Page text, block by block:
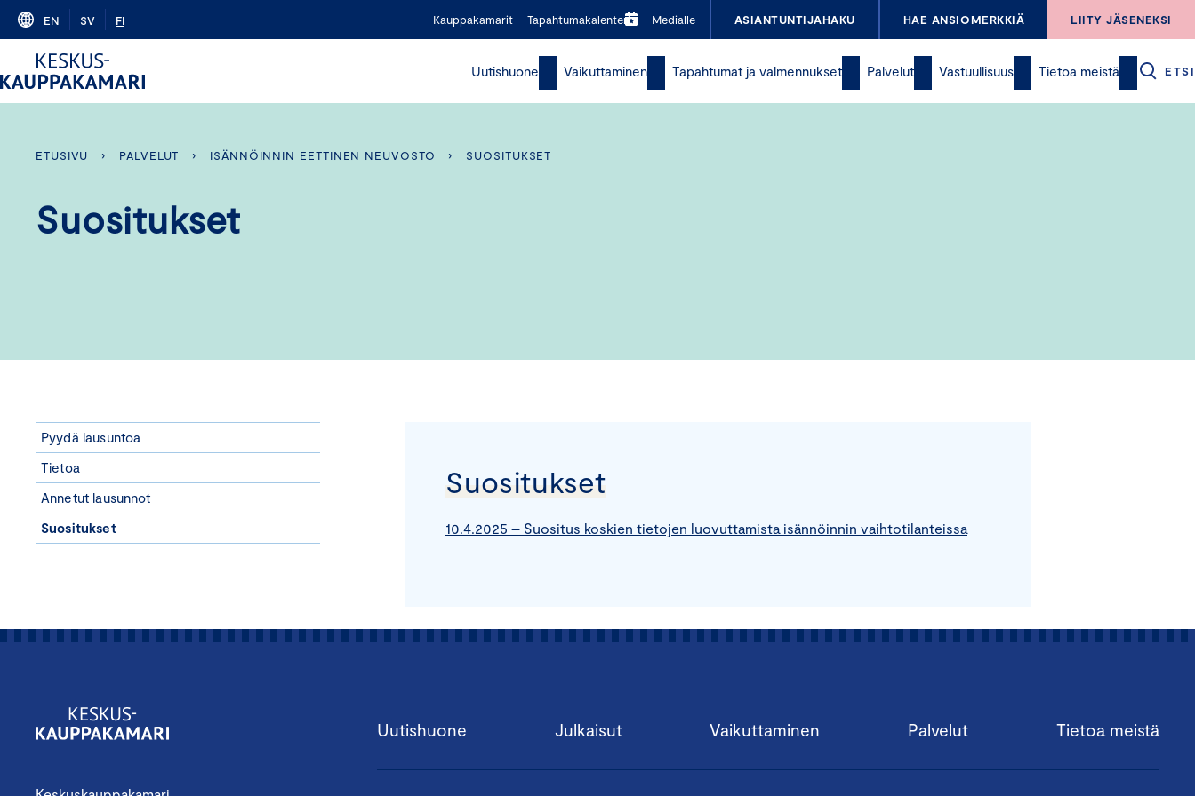
Skip
content
EN SV FI Kauppakamarit Tapahtumakalenteri Medialle ASIANTUNTIJAHAKU HAE ANSIOMERKKIÄ LIITY JÄSENEKSI
Uutishuone Vaikuttaminen Tapahtumat ja valmennukset Palvelut Vastuullisuus Tietoa meistä ETSI
ETUSIVU › PALVELUT › ISÄNNÖINNIN EETTINEN NEUVOSTO › SUOSITUKSET
Suositukset
Pyydä lausuntoa
Tietoa
Annetut lausunnot
Suositukset
Suositukset
10.4.2025 – Suositus koskien tietojen luovuttamista isännöinnin vaihtotilanteissa
Uutishuone Julkaisut Vaikuttaminen Palvelut Tietoa meistä